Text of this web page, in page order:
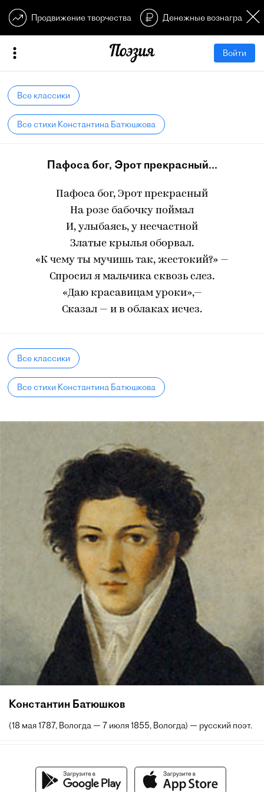
Продвижение творчества Денежные
Войти
Все классики
Все стихи Константина Батюшкова
Пафоса бог, Эрот прекрасный...
Пафоса бог, Эрот прекрасный
На розе бабочку поймал
И, улыбаясь, у несчастной
Златые крылья оборвал.
«К чему ты мучишь так, жестокий?» —
Спросил я мальчика сквозь слез.
«Даю красавицам уроки»,—
Сказал — и в облаках исчез.
Все классики
Все стихи Константина Батюшкова
Константин Батюшков
(18 мая 1787, Вологда — 7 июля 1855, Вологда) — русский поэт.